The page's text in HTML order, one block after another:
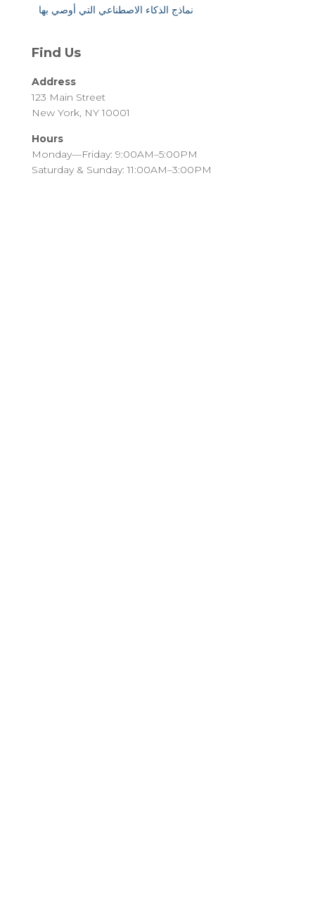
نماذج الذكاء الاصطناعي التي أوصي بها
Find Us
Address
123 Main Street
New York, NY 10001
Hours
Monday—Friday: 9:00AM–5:00PM
Saturday & Sunday: 11:00AM–3:00PM